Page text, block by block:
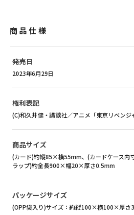
商品仕様
発売日
2023年6月29日
権利表記
(C)和久井健・講談社／アニメ「東京リベンジ
商品サイズ
(カード)約縦85×横55mm、(カードケース内
ラップ)約全長900×幅20×厚さ0.5mm
パッケージサイズ
(OPP袋入り)サイズ：約縦100×横100×厚さ